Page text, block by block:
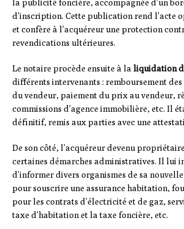
la publicité foncière, accompagnée d’un
d’inscription. Cette publication rend l’acte
et confère à l’acquéreur une protection
revendications ultérieures.
Le notaire procède ensuite à la liquidation
différents intervenants : remboursement
du vendeur, paiement du prix au vendeur,
commissions d’agence immobilière, etc. Il
définitif, remis aux parties avec une
De son côté, l’acquéreur devenu
certaines démarches administratives. Il lui
d’informer divers organismes de sa
pour souscrire une assurance habitation,
pour les contrats d’électricité et de gaz,
taxe d’habitation et la taxe foncière, etc.